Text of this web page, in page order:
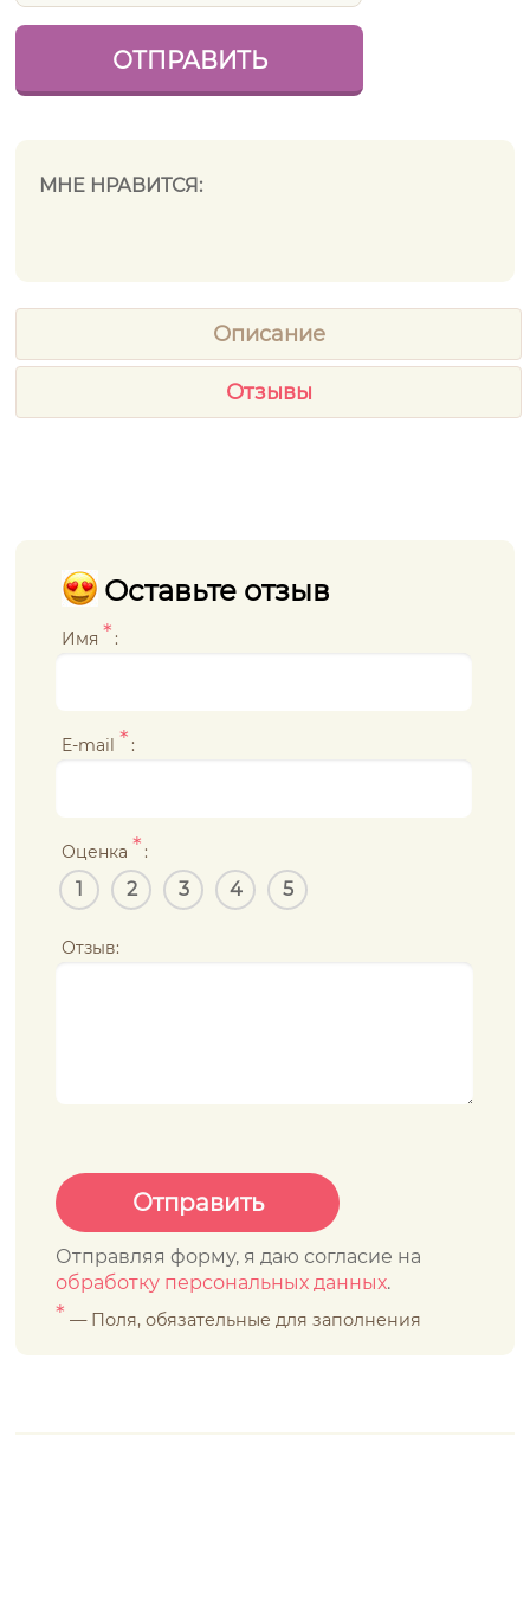
МНЕ НРАВИТСЯ:
Описание
Отзывы
Оставьте отзыв
Имя * :
E-mail * :
Оценка * :
1 2 3 4 5
Отзыв:
Отправляя форму, я даю согласие на
обработку персональных данных.
* — Поля, обязательные для заполнения